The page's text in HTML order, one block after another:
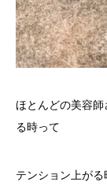
ほとんどの美容
る時って
テンション上が